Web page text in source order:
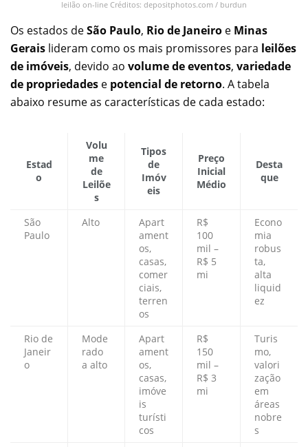
leilão on-line Créditos: depositphotos.com / burdun
Os estados deSão Paulo, Rio de Janeiro e Minas
Gerais lideram como os mais promissores para leilões
de imóveis, devido ao volume de eventos, variedade
de propriedades e potencial de retorno. A tabela
abaixo resume as características de cada estado:
Estad
o
Volu
me
de
Leilõe
s
Tipos
de
Imóv
eis
Preço
Inicial
Médio
Desta
que
São
Paulo
Alto
Apart
ament
os,
casas,
comer
ciais,
terren
os
R$
100
mil –
R$ 5
mi
Econo
mia
robus
ta,
alta
liquid
ez
Rio de
Janeir
o
Mode
rado
a alto
Apart
ament
os,
casas,
imóve
is
turísti
cos
R$
150
mil –
R$ 3
mi
Turis
mo,
valori
zação
em
áreas
nobre
s